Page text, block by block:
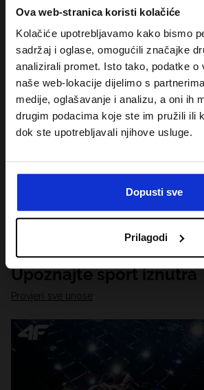
Ova web-stranica koristi kolačiće
Kolačiće upotrebljavamo kako bismo
sadržaj i oglase, omogućili značajke
analizirali promet. Isto tako, podatke o
naše web-lokacije dijelimo s
medije, oglašavanje i analizu, a oni ih
drugim podacima koje ste im pružili ili
dok ste upotrebljavali njihove usluge.
Dopusti sve
Prilagodi
Upoznajte sport iznutra
Provjeri sve unose